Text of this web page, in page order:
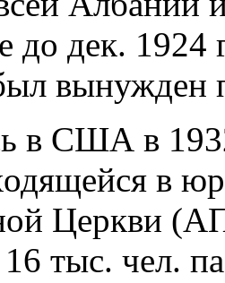
до дек. 1924
вынужден
в США в
в
Церкви
тыс. чел.